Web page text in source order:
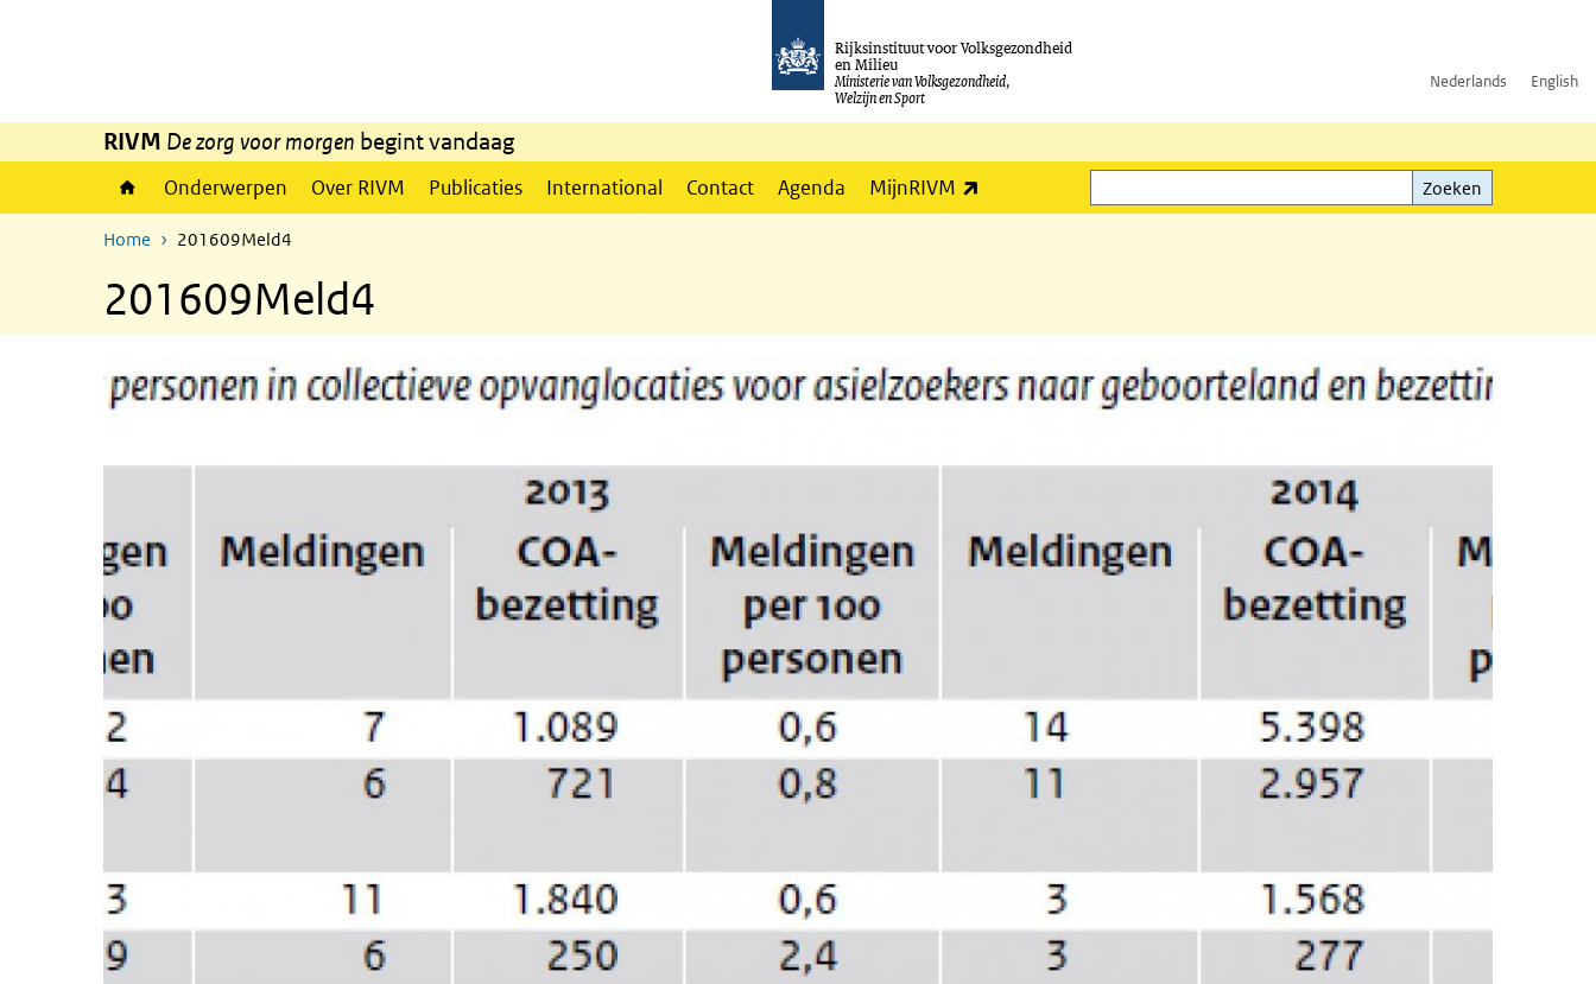
Rijksinstituut voor Volksgezondheid
en Milieu
Ministerie van Volksgezondheid,
Welzijn en Sport
Nederlands English
RIVM De zorg voor morgen begint vandaag
Onderwerpen Over RIVM Publicaties International Contact Agenda MijnRIVM
Zoeken
Zoeken
Home 201609Meld4
201609Meld4